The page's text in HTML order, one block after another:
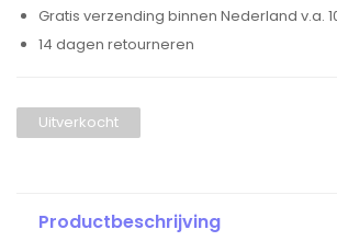
Gratis verzending binnen Nederland v.a.
14 dagen retourneren
Uitverkocht
Productbeschrijving